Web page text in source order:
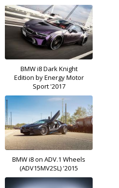
BMW i8 Dark Knight
Edition by Energy Motor
Sport '2017
BMW i8 on ADV.1 Wheels
(ADV15MV2SL) '2015